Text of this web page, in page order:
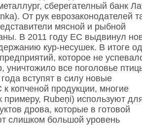
сберегателный банк
От рук еврозаконодателей
мясной и рыбной
В 2011 году ЕС выдвинул
кур-несушек. В итоге
которое не
уничтожило все поголовье
вступят в силу новые
копченой продукции, многие
примеру, Rubeņi) используют
дрова, которые в готовой
слишком большой уровень